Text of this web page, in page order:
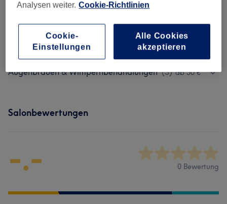
Alle Services
Permanent Make-Up ab 50 €
Augenbrauen & Wimpernbehandlungen (3) ab 50 €
Salonbewertungen
-.- 0 Bewertung
Analysen weiter. Cookie-Richtlinien
Cookie-
Einstellungen
Alle Cookies
akzeptieren